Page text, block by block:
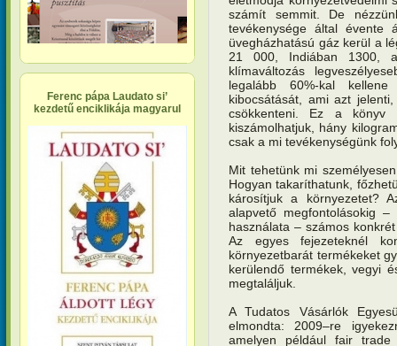
Ferenc pápa Laudato si’
kezdetű enciklikája magyarul
számít semmit. De
tevékenysége által évente
üvegházhatású gáz kerül a
21 000, Indiában 1300,
klímaváltozás
legalább 60%-kal
kibocsátását, ami azt
csökkenteni. Ez a könyv
kiszámolhatjuk, hány
csak a mi tevékenységünk
Mit tehetünk mi
Hogyan takaríthatunk,
károsítjuk a környezetet?
alapvető megfontolásokig
használata – számos
Az egyes fejezeteknél
környezetbarát termékeket
kerülendő termékek, vegyi
megtaláljuk.
A Tudatos Vásárlók
elmondta: 2009–re
amelyen például fair trade